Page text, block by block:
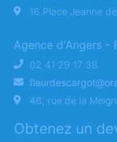
16 Place Jeanne
Agence d'Angers -
02 41 29 17 38
46, rue de la
Obtenez un